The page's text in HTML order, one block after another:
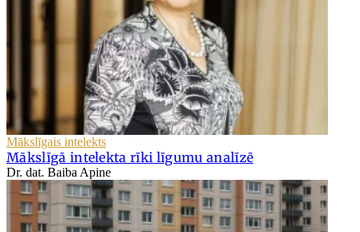
Mākslīgais intelekts
Mākslīgā intelekta rīki līgumu analīzē
Dr. dat. Baiba Apine